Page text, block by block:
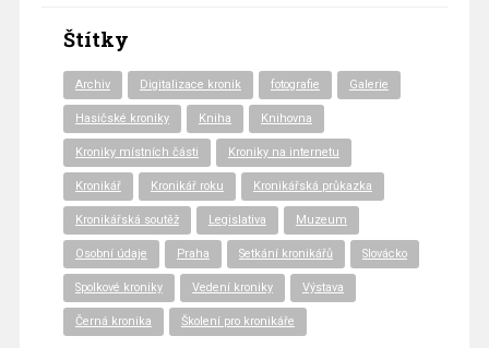
Štítky
Archiv Digitalizace kronik fotografie Galerie
Hasičské kroniky Kniha Knihovna
Kroniky místních části Kroniky na internetu
Kronikář Kronikář roku Kronikářská průkazka
Kronikářská soutěž Legislativa Muzeum
Osobní údaje Praha Setkání kronikářů Slovácko
Spolkové kroniky Vedení kroniky Výstava
Černá kronika Školení pro kronikáře